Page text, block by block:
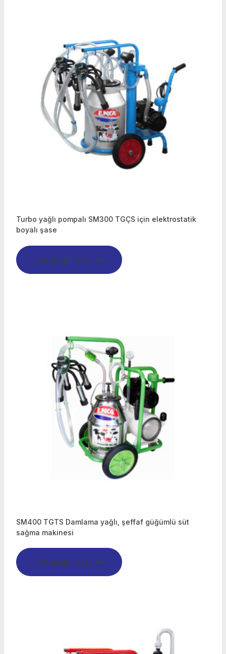
Turbo yağlı pompalı SM300 TGÇS için elektrostatik
boyalı şase
Devamını oku
SM400 TGTS Damlama yağlı, şeffaf güğümlü süt
sağma makinesi
Devamını oku